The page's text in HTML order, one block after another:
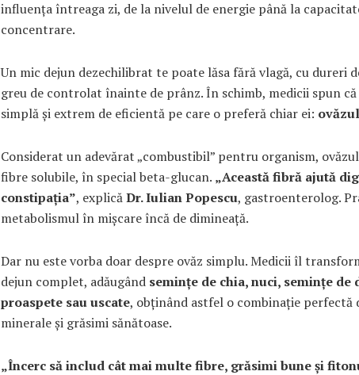
influența întreaga zi, de la nivelul de energie până la
concentrare.
Un mic dejun dezechilibrat te poate lăsa fără vlagă, cu dureri
greu de controlat înainte de prânz. În schimb, medicii spun că
simplă și extrem de eficientă pe care o preferă chiar ei: ovăzul
Considerat un adevărat „combustibil” pentru organism,
fibre solubile, în special beta-glucan. „Această fibră ajută
constipația”, explicăDr. Iulian Popescu, gastroenterolog.
metabolismul în mișcare încă de dimineață.
Dar nu este vorba doar despre ovăz simplu. Medicii îl
dejun complet, adăugând semințe de chia, nuci, semințe de
proaspete sau uscate, obținând astfel o combinație perfectă
minerale și grăsimi sănătoase.
„Încerc să includ cât mai multe fibre, grăsimi bune și